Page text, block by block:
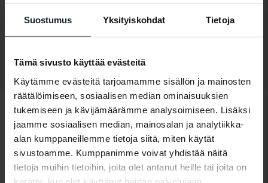
Suostumus Yksityiskohdat Tietoja
Tämä sivusto käyttää evästeitä
Käytämme evästeitä tarjoamamme sisällön ja mainosten
räätälöimiseen, sosiaalisen median ominaisuuksien
tukemiseen ja kävijämäärämme analysoimiseen. Lisäksi
jaamme sosiaalisen median, mainosalan ja analytiikka-
alan kumppaneillemme tietoja siitä, miten käytät
sivustoamme. Kumppanimme voivat yhdistää näitä
tietoja muihin tietoihin, joita olet antanut heille tai joita on
kerätty, kun olet käyttänyt heidän palvelujaan.
Lähtöhinta Tulossa pian
Arvostuksemme on matkalla
Ajoneuvot Dacia Duster
Daciamallit